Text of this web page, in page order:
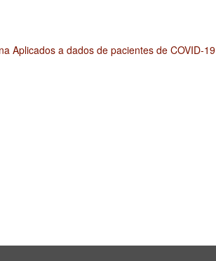
Aplicados a dados de pacientes de COVID-19